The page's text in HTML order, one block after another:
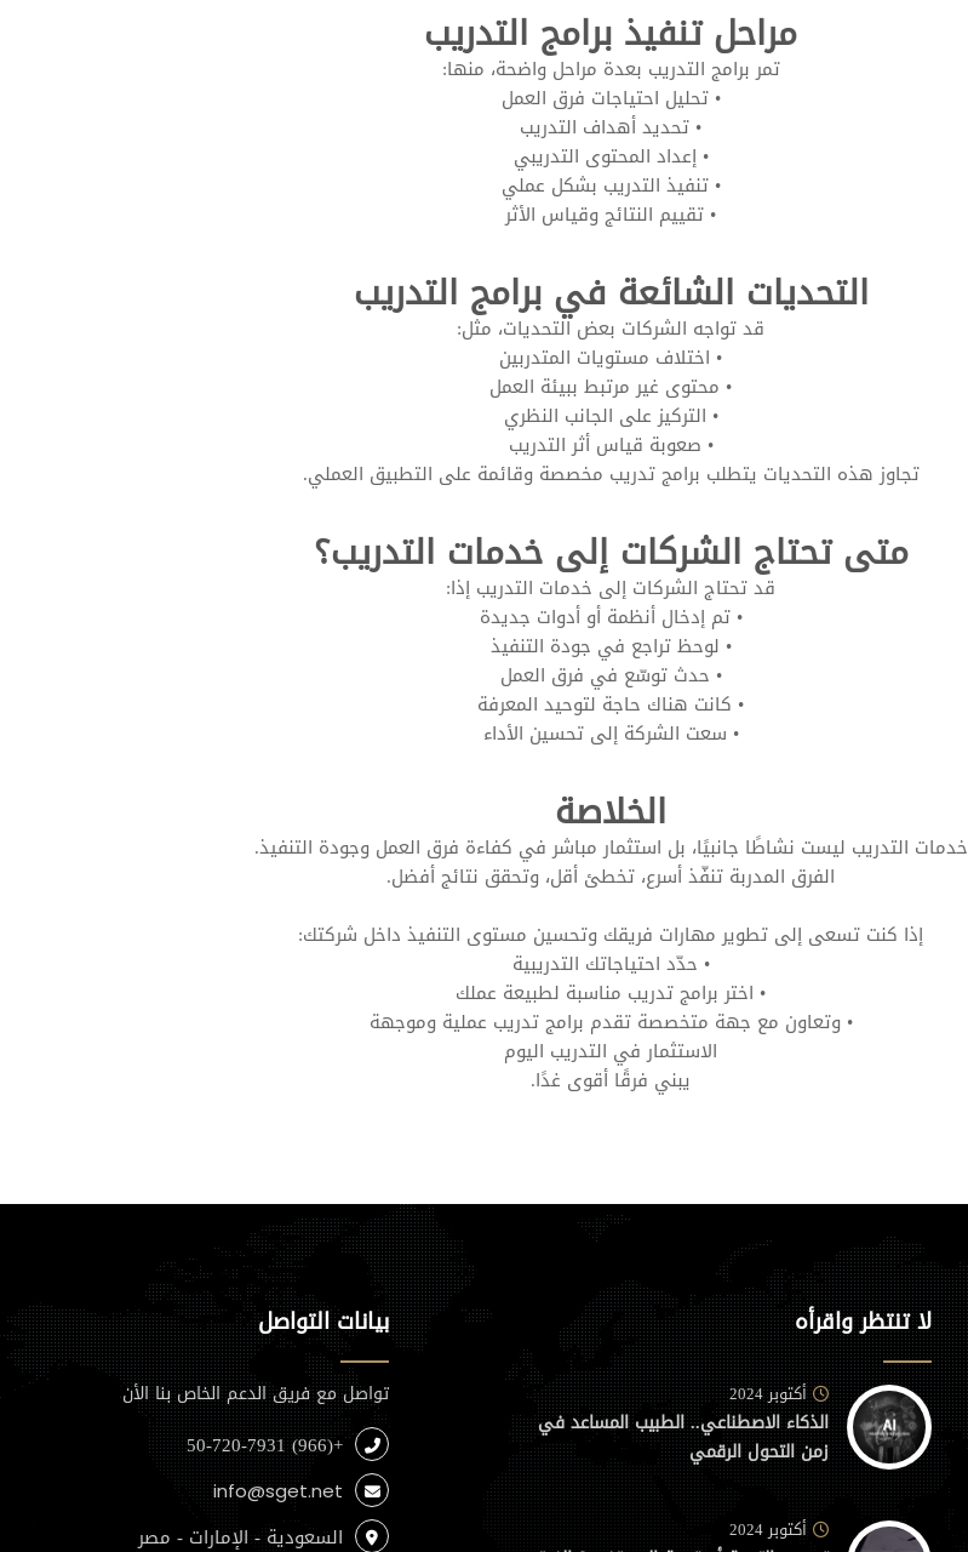
مراحل تنفيذ برامج التدريب
تمر برامج التدريب بعدة مراحل واضحة، منها:
• تحليل احتياجات فرق العمل
• تحديد أهداف التدريب
• إعداد المحتوى التدريبي
• تنفيذ التدريب بشكل عملي
• تقييم النتائج وقياس الأثر
التحديات الشائعة في برامج التدريب
قد تواجه الشركات بعض التحديات، مثل:
• اختلاف مستويات المتدربين
• محتوى غير مرتبط ببيئة العمل
• التركيز على الجانب النظري
• صعوبة قياس أثر التدريب
تجاوز هذه التحديات يتطلب برامج تدريب مخصصة وقائمة على التطبيق العملي.
متى تحتاج الشركات إلى خدمات التدريب؟
قد تحتاج الشركات إلى خدمات التدريب إذا:
• تم إدخال أنظمة أو أدوات جديدة
• لوحظ تراجع في جودة التنفيذ
• حدث توسّع في فرق العمل
• كانت هناك حاجة لتوحيد المعرفة
• سعت الشركة إلى تحسين الأداء
الخلاصة
خدمات التدريب ليست نشاطًا جانبيًا، بل استثمار مباشر في كفاءة فرق العمل وجودة التنفيذ.
الفرق المدربة تنفّذ أسرع، تخطئ أقل، وتحقق نتائج أفضل.
إذا كنت تسعى إلى تطوير مهارات فريقك وتحسين مستوى التنفيذ داخل شركتك:
• حدّد احتياجاتك التدريبية
• اختر برامج تدريب مناسبة لطبيعة عملك
• وتعاون مع جهة متخصصة تقدم برامج تدريب عملية وموجهة
الاستثمار في التدريب اليوم
يبني فرقًا أقوى غدًا.
لا تنتظر واقرأه
أكتوبر 2024
الذكاء الاصطناعي.. الطبيب المساعد في
زمن التحول الرقمي
أكتوبر 2024
بيانات التواصل
تواصل مع فريق الدعم الخاص بنا الأن
+(966) 50-720-7931
info@sget.net
السعودية - الإمارات - مصر